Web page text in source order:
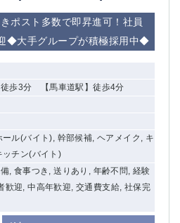
ポスト多数で即昇進可！社員
◆大手グループが積極採用中◆
徒歩3分 【馬車道駅】徒歩4分
ル(バイト), 幹部候補, ヘアメイク, キ
ッチン(バイト)
, 食事つき, 送りあり, 年齢不問, 経験
歓迎, 中高年歓迎, 交通費支給, 社保完